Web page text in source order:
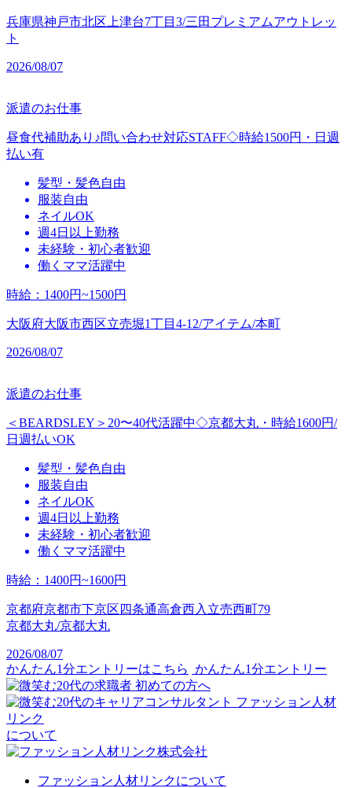
兵庫県神戸市北区上津台7丁目3/三田プレミアムアウトレッ
ト
2026/08/07
派遣のお仕事
昼食代補助あり♪問い合わせ対応STAFF◇時給1500円・日週
払い有
髪型・髪色自由
服装自由
ネイルOK
週4日以上勤務
未経験・初心者歓迎
働くママ活躍中
時給 ： 1400円~1500円
大阪府大阪市西区立売堀1丁目4-12/アイテム/本町
2026/08/07
派遣のお仕事
＜BEARDSLEY＞20〜40代活躍中◇京都大丸・時給1600円/
日週払いOK
髪型・髪色自由
服装自由
ネイルOK
週4日以上勤務
未経験・初心者歓迎
働くママ活躍中
時給 ： 1400円~1600円
京都府京都市下京区四条通高倉西入立売西町79
京都大丸/京都大丸
2026/08/07
かんたん1分エントリーはこちら かんたん1分エントリー
初めての方へ
ファッション人材
リンク
について
ファッション人材リンクについて